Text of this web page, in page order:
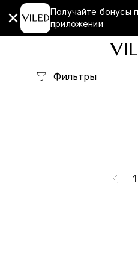
Получайте бонусы
приложении
Фильтры
1